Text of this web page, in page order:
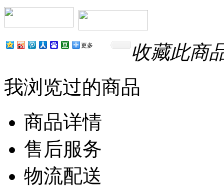
收藏此商
更多
我浏览过的商品
商品详情
售后服务
物流配送